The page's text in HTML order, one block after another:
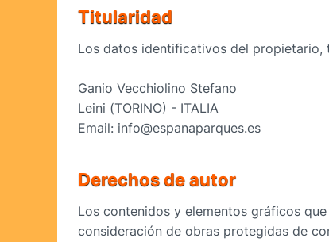
Titularidad
Los datos identificativos del propietario,
Ganio Vecchiolino Stefano
Leini (TORINO) - ITALIA
Email: info@espanaparques.es
Derechos de autor
Los contenidos y elementos gráficos
consideración de obras protegidas de